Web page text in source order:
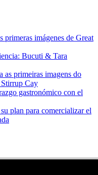
imágenes de Great
Bucuti & Tara
as primeiras imagens do
Cay
gastronómico con el
plan para comercializar el